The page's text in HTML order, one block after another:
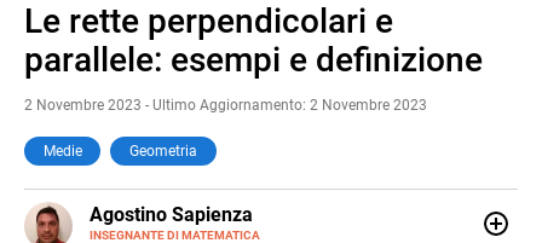
Le rette perpendicolari e
parallele: esempi e definizione
2 Novembre 2023 - Ultimo Aggiornamento: 2 Novembre 2023
Medie Geometria
Agostino Sapienza
INSEGNANTE DI MATEMATICA
E-
MAIL
LINKEDIN